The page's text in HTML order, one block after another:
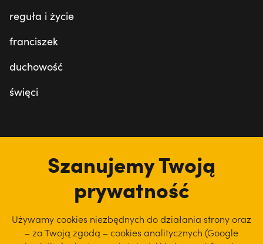
reguła i życie
franciszek
duchowość
święci
Szanujemy Twoją
prywatność
Używamy cookies niezbędnych do działania strony oraz
– za Twoją zgodą – cookies analitycznych (Google